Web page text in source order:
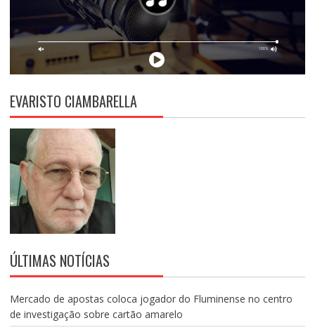
EVARISTO CIAMBARELLA
ÚLTIMAS NOTÍCIAS
Mercado de apostas coloca jogador do Fluminense no centro
de investigação sobre cartão amarelo